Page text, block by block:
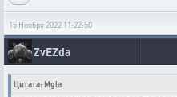
15 Ноября 2022 11:22:50
ZvEZda
Цитата: Mgla